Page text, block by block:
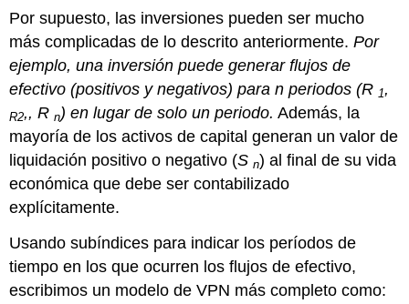
Por supuesto, las inversiones pueden ser mucho
más complicadas de lo descrito anteriormente.Por
ejemplo, una inversión puede generar flujos de
efectivo (positivos y negativos) para n periodos (R 1,
R2,,Rn) en lugar de solo un periodo. Además, la
mayoría de los activos de capital generan un valor de
liquidación positivo o negativo (S n) al final de su vida
económica que debe ser contabilizado
explícitamente.
Usando subíndices para indicar los períodos de
tiempo en los que ocurren los flujos de efectivo,
escribimos un modelo de VPN más completo como: